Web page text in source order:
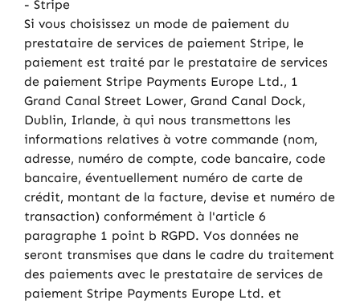
- Stripe
Si vous choisissez un mode de paiement du
prestataire de services de paiement Stripe, le
paiement est traité par le prestataire de services
de paiement Stripe Payments Europe Ltd., 1
Grand Canal Street Lower, Grand Canal Dock,
Dublin, Irlande, à qui nous transmettons les
informations relatives à votre commande (nom,
adresse, numéro de compte, code bancaire, code
bancaire, éventuellement numéro de carte de
crédit, montant de la facture, devise et numéro de
transaction) conformément à l'article 6
paragraphe 1 point b RGPD. Vos données ne
seront transmises que dans le cadre du traitement
des paiements avec le prestataire de services de
paiement Stripe Payments Europe Ltd. et